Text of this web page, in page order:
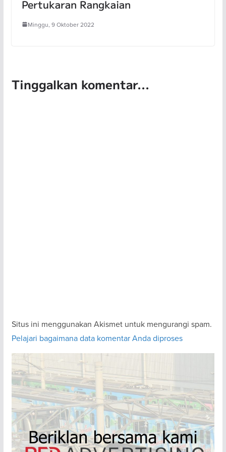
Pertukaran Rangkaian
Minggu, 9 Oktober 2022
Tinggalkan komentar...
Situs ini menggunakan Akismet untuk mengurangi spam.
Pelajari bagaimana data komentar Anda diproses